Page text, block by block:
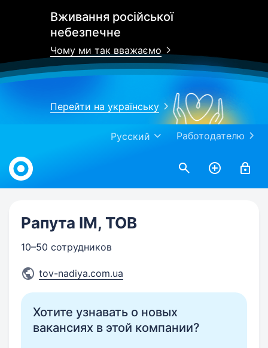
Вживання російської
небезпечне
Чому ми так вважаємо
Перейти на українську
Работодателю
Русский
Work.ua
Рапута ІМ, ТОВ
10–50 сотрудников
tov-nadiya.com.ua
Хотите узнавать о новых
вакансиях в этой компании?